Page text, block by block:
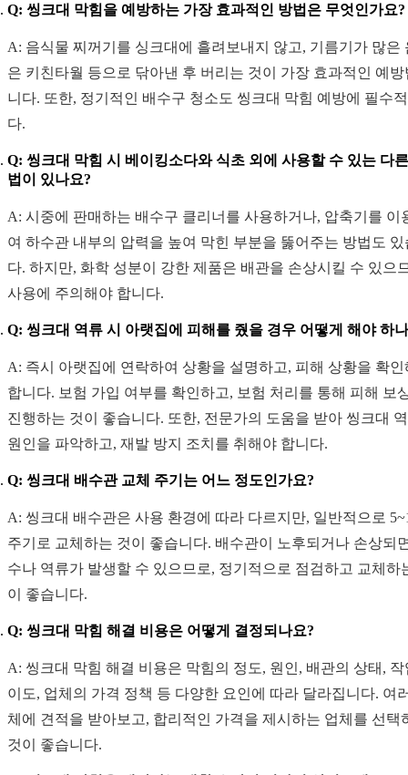
Q: 씽크대 막힘을 예방하는 가장 효과적인 방법은 무엇인가요?
A: 음식물 찌꺼기를 싱크대에 흘려보내지 않고, 기름기가 많은
은 키친타월 등으로 닦아낸 후 버리는 것이 가장 효과적인 예방
니다. 또한, 정기적인 배수구 청소도 씽크대 막힘 예방에 필수
다.
Q: 씽크대 막힘 시 베이킹소다와 식초 외에 사용할 수 있는 다
법이 있나요?
A: 시중에 판매하는 배수구 클리너를 사용하거나, 압축기를 이
여 하수관 내부의 압력을 높여 막힌 부분을 뚫어주는 방법도 있
다. 하지만, 화학 성분이 강한 제품은 배관을 손상시킬 수 있으
사용에 주의해야 합니다.
Q: 씽크대 역류 시 아랫집에 피해를 줬을 경우 어떻게 해야 하
A: 즉시 아랫집에 연락하여 상황을 설명하고, 피해 상황을 확인
합니다. 보험 가입 여부를 확인하고, 보험 처리를 통해 피해 보
진행하는 것이 좋습니다. 또한, 전문가의 도움을 받아 씽크대
원인을 파악하고, 재발 방지 조치를 취해야 합니다.
Q: 씽크대 배수관 교체 주기는 어느 정도인가요?
A: 씽크대 배수관은 사용 환경에 따라 다르지만, 일반적으로
주기로 교체하는 것이 좋습니다. 배수관이 노후되거나 손상되
수나 역류가 발생할 수 있으므로, 정기적으로 점검하고 교체하
이 좋습니다.
Q: 씽크대 막힘 해결 비용은 어떻게 결정되나요?
A: 씽크대 막힘 해결 비용은 막힘의 정도, 원인, 배관의 상태, 작
이도, 업체의 가격 정책 등 다양한 요인에 따라 달라집니다. 여
체에 견적을 받아보고, 합리적인 가격을 제시하는 업체를 선택
것이 좋습니다.